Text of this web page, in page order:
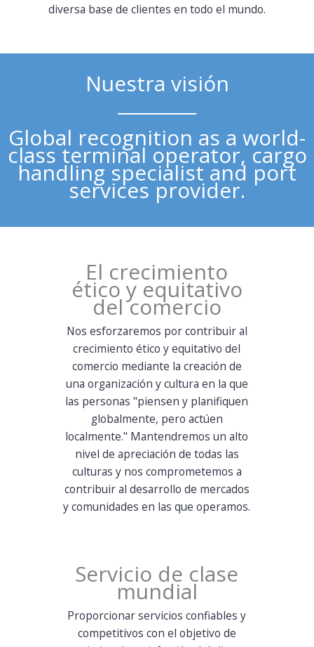
diversa base de clientes en todo el mundo.
Nuestra visión
Global recognition as a world-
class terminal operator, cargo
handling specialist and port
services provider.
El crecimiento
ético y equitativo
del comercio
Nos esforzaremos por contribuir al
crecimiento ético y equitativo del
comercio mediante la creación de
una organización y cultura en la que
las personas "piensen y planifiquen
globalmente, pero actúen
localmente." Mantendremos un alto
nivel de apreciación de todas las
culturas y nos comprometemos a
contribuir al desarrollo de mercados
y comunidades en las que operamos.
Servicio de clase
mundial
Proporcionar servicios confiables y
competitivos con el objetivo de